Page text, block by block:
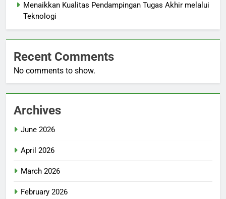
Menaikkan Kualitas Pendampingan Tugas Akhir melalui
Teknologi
Recent Comments
No comments to show.
Archives
June 2026
April 2026
March 2026
February 2026